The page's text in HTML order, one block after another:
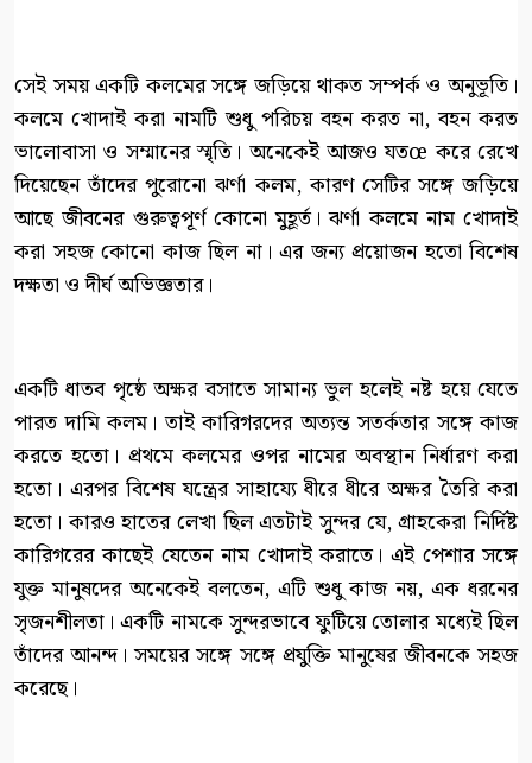
সেই সময় একটি কলমের সঙ্গে জড়িয়ে থাকত সম্পর্ক ও অনুভূতি।
কলমে খোদাই করা নামটি শুধু পরিচয় বহন করত না, বহন করত
ভালোবাসা ও সম্মানের স্মৃতি। অনেকেই আজও যতœ করে রেখে
দিয়েছেন তাঁদের পুরোনো ঝর্ণা কলম, কারণ সেটির সঙ্গে জড়িয়ে
আছে জীবনের গুরুত্বপূর্ণ কোনো মুহূর্ত। ঝর্ণা কলমে নাম খোদাই
করা সহজ কোনো কাজ ছিল না। এর জন্য প্রয়োজন হতো বিশেষ
দক্ষতা ও দীর্ঘ অভিজ্ঞতার।
একটি ধাতব পৃষ্ঠে অক্ষর বসাতে সামান্য ভুল হলেই নষ্ট হয়ে যেতে
পারত দামি কলম। তাই কারিগরদের অত্যন্ত সতর্কতার সঙ্গে কাজ
করতে হতো। প্রথমে কলমের ওপর নামের অবস্থান নির্ধারণ করা
হতো। এরপর বিশেষ যন্ত্রের সাহায্যে ধীরে ধীরে অক্ষর তৈরি করা
হতো। কারও হাতের লেখা ছিল এতটাই সুন্দর যে, গ্রাহকেরা নির্দিষ্ট
কারিগরের কাছেই যেতেন নাম খোদাই করাতে। এই পেশার সঙ্গে
যুক্ত মানুষদের অনেকেই বলতেন, এটি শুধু কাজ নয়, এক ধরনের
সৃজনশীলতা। একটি নামকে সুন্দরভাবে ফুটিয়ে তোলার মধ্যেই ছিল
তাঁদের আনন্দ। সময়ের সঙ্গে সঙ্গে প্রযুক্তি মানুষের জীবনকে সহজ
করেছে।